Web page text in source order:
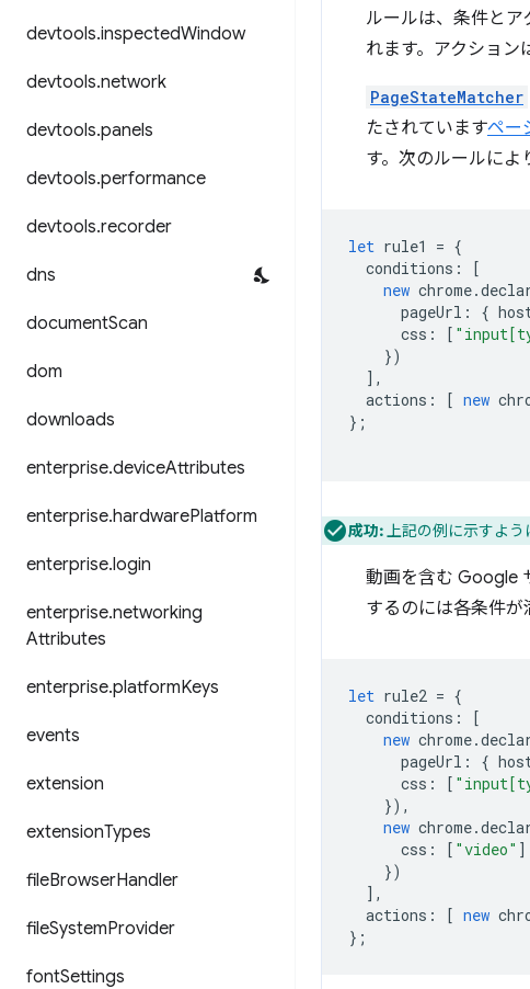
devtools.inspectedWindow
devtools.network
devtools.panels
devtools.performance
devtools.recorder
dns
documentScan
dom
downloads
enterprise.deviceAttributes
enterprise.hardwarePlatform
enterprise.login
enterprise.networking
Attributes
enterprise.platformKeys
events
extension
extensionTypes
fileBrowserHandler
fileSystemProvider
fontSettings
ルールは、条件とア
れます。アクション
PageStateMatcher
たされていますペー
す。次のルールに
let rule1 = {
conditions :
[
new chrome.
pageUrl : {
css : [
})
],
actions : [ new
};
成功:上記の例に示すよう
動画を含む Google
するのには各条件が
let rule2 = {
conditions :
[
new chrome.
pageUrl : {
css : [
}),
new chrome.
css : [ "video" ]
})
],
actions : [ new
};